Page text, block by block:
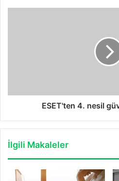
ESET'ten 4. nesil
İlgili Makaleler